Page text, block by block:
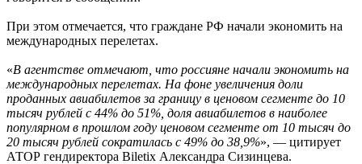
При этом отмечается, что граждане РФ начали экономить на
международных перелетах.
«В агентстве отмечают, что россияне начали экономить на
международных перелетах. На фоне увеличения доли
проданных авиабилетов за границу в ценовом сегменте до 10
тысяч рублей с 44% до 51%, доля авиабилетов в наиболее
популярном в прошлом году ценовом сегменте от 10 тысяч до
20 тысяч рублей сократилась с 49% до 38,9%», — цитирует
АТОР гендиректора Biletix Александра Сизинцева.